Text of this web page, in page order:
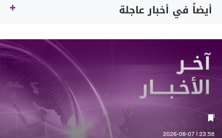
أيضاً في أخبار عاجلة
23:58 | 2026-08-07